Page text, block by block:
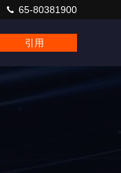
65-80381900
引用